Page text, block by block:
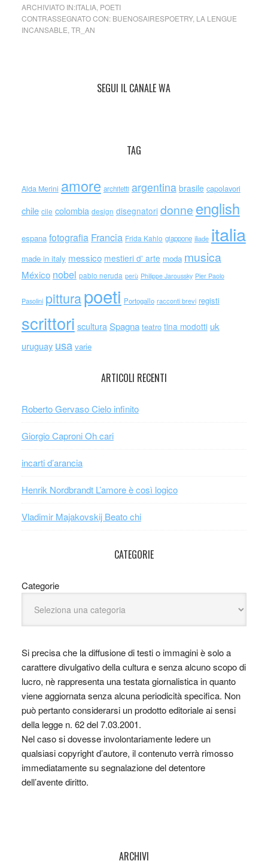
ARCHIVIATO IN:ITALIA, POETI
CONTRASSEGNATO CON: BUENOSAIRESPOETRY, LA LENGUE
INCANSABLE TR_AN
SEGUI IL CANALE WA
TAG
Alda Merini amore architetti argentina brasile capolavori
chile cile colombia design disegnatori donne english
espana fotografia Francia Frida Kahlo giappone iliade italia
made in italy messico mestieri d' arte moda musica
México nobel pablo neruda perù Philippe Jaroussky Pier Paolo
Pasolini pitturapoeti Portogallo racconti brevi registi
scrittori scultura Spagna teatro tina modotti uk
uruguay usa varie
ARTICOLI RECENTI
Roberto Gervaso Cielo infinito
Giorgio Caproni Oh cari
incarti d’arancia
Henrik Nordbrandt L’amore è così logico
Vladimir Majakovskij Beato chi
CATEGORIE
Categorie
Si precisa che la diffusione di testi o immagini è solo a
carattere divulgativo della cultura e senza alcuno scopo di
lucro, nè rappresenta una testata giornalistica in quanto
viene aggiornata senza alcuna periodicità specifica. Non
può pertanto considerarsi un prodotto editoriale ai sensi
della legge n. 62 del 7.03.2001.
Nel caso si dovesse involontariamente ledere un
qualsiasi copyright d’autore, il contenuto verrà rimosso
immediatamente su segnalazione del detentore
dell’avente diritto.
ARCHIVI